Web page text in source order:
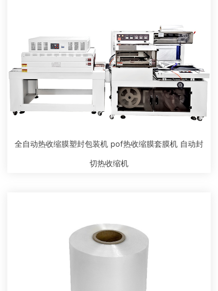
全自动热收缩膜塑封包装机 pof热收缩膜套膜机 自动封
切热收缩机